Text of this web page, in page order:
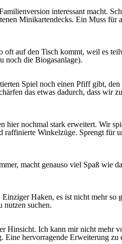
interessant macht.
Minikartendecks. Ein Muss für
auf den Tisch kommt, weil es
noch die Biogasanlage).
Spiel noch einen Pfiff gibt,
das etwas dadurch, dass wir
nochmal stark erweitert. Wir
raffinierte Winkelzüge. Sprengt für
macht genauso viel Spaß wie
Haken, es ist nicht mehr so
nutzen suchen.
Hinsicht. Ich kann mir nicht mehr
hervorragende Erweiterung zu